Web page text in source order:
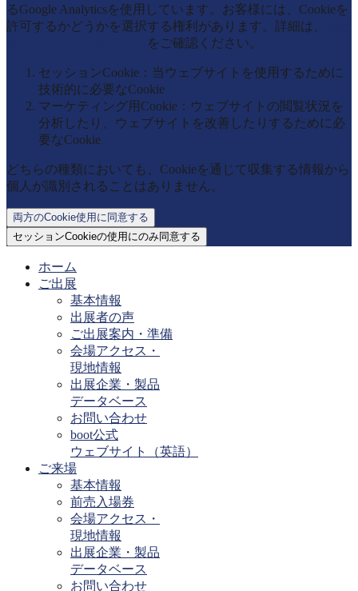
るGoogle Analyticsを使用しています。お客様には、Cookieを
許可するかどうかを選択する権利があります。詳細は、
をご確認ください。
セッションCookie：当ウェブサイトを使用するために
技術的に必要なCookie
マーケティング用Cookie：ウェブサイトの閲覧状況を
分析したり、ウェブサイトを改善したりするために必
要なCookie
どちらの種類においても、Cookieを通じて収集する情報から
個人が識別されることはありません。
両方のCookie使用に同意する
セッションCookieの使用にのみ同意する
ホーム
ご出展
基本情報
出展者の声
ご出展案内・準備
会場アクセス・
現地情報
出展企業・製品
データベース
お問い合わせ
boot公式
ウェブサイト（英語）
ご来場
基本情報
前売入場券
会場アクセス・
現地情報
出展企業・製品
データベース
お問い合わせ